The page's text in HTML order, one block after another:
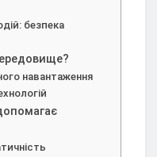
безпека
навантаження